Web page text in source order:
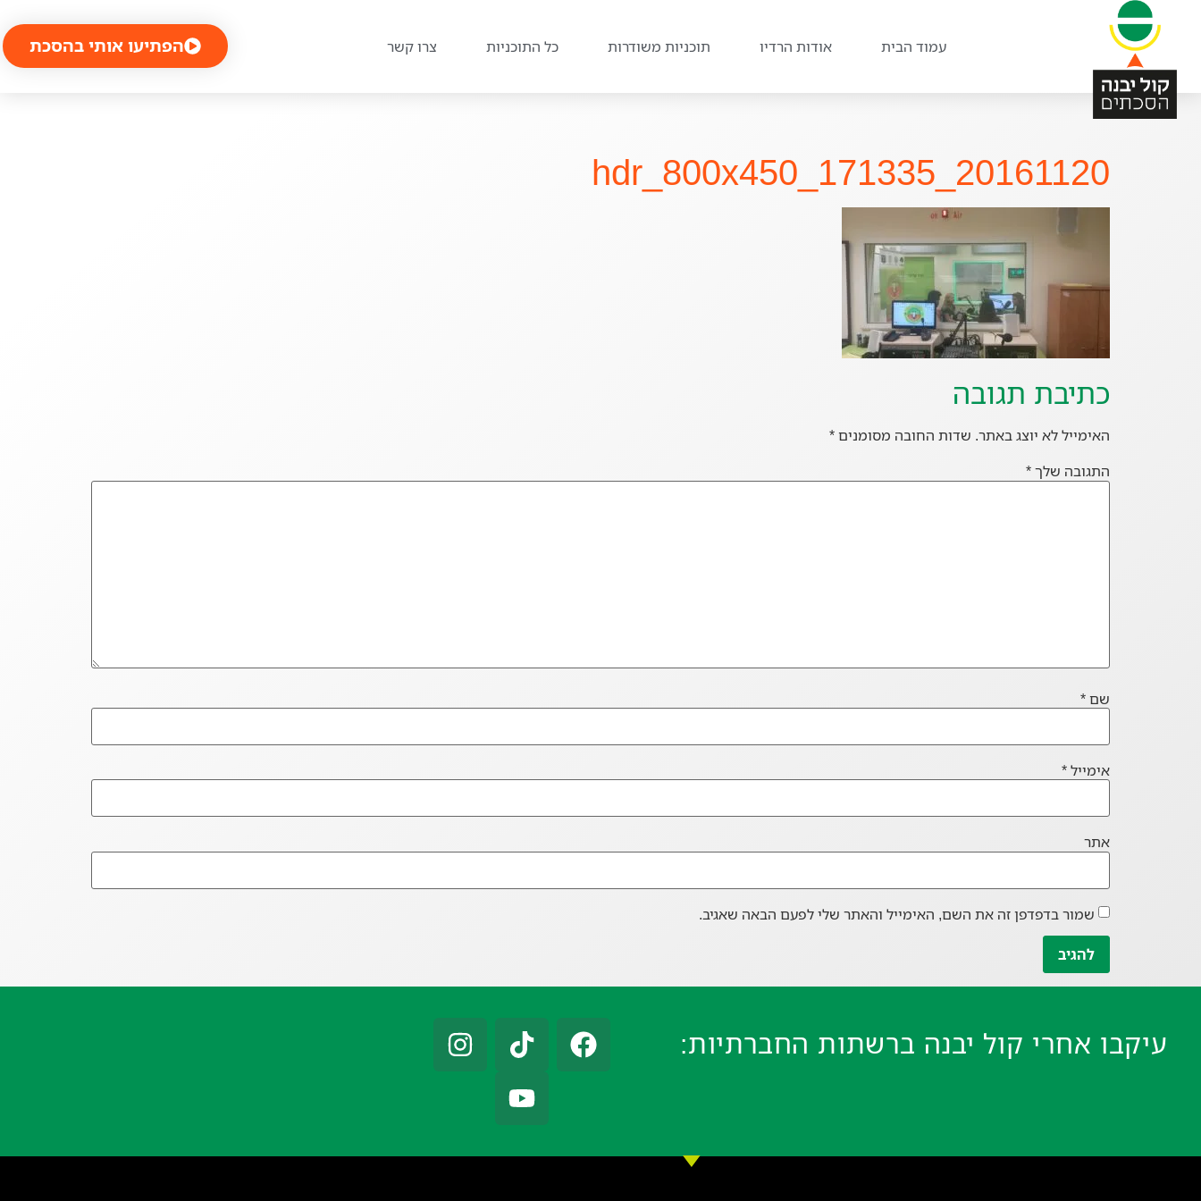
עמוד הבית אודות הרדיו תוכניות משודרות כל התוכניות צרו קשר הפתיעו אותי בהסכת
20161120_171335_hdr_800x450
כתיבת תגובה
האימייל לא יוצג באתר. שדות החובה מסומנים*
התגובה שלך*
שם*
אימייל*
אתר
שמור בדפדפן זה את השם, האימייל והאתר שלי לפעם הבאה שאגיב.
עיקבו אחרי קול יבנה ברשתות החברתיות: